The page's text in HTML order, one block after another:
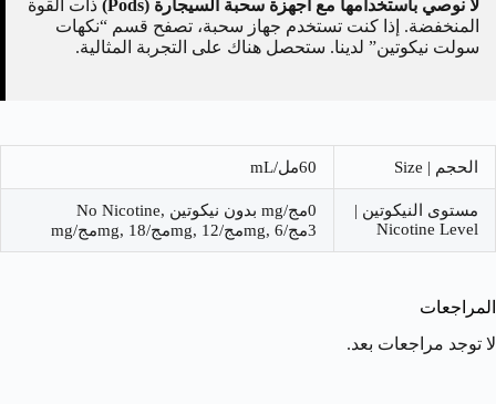
لا نوصي باستخدامها مع أجهزة سحبة السيجارة (Pods)
ذات القوة
المنخفضة. إذا كنت تستخدم جهاز سحبة، تصفح قسم “نكهات
سولت نيكوتين” لدينا. ستحصل هناك على التجربة المثالية.
الحجم | Size 60مل/mL
مستوى النيكوتين |
Nicotine Level
0مج/mg بدون نيكوتين No Nicotine,
3مج/mg, 6مج/mg, 12مج/mg, 18مج/mg
المراجعات
لا توجد مراجعات بعد.